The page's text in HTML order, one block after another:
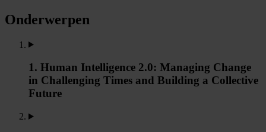
Onderwerpen
1. Human Intelligence 2.0: Managing Change
in Challenging Times and Building a Collective
Future